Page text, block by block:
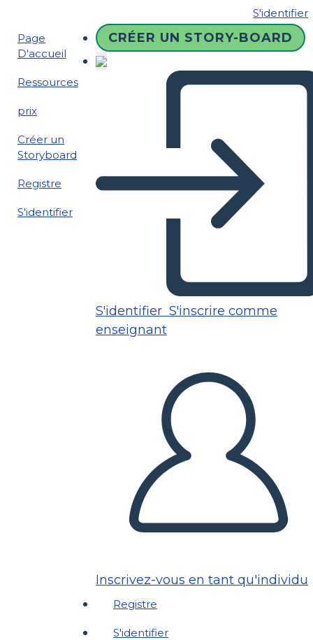
S'identifier
Page
D'accueil
Ressources
prix
Créer un
Storyboard
Registre
S'identifier
CRÉER UN STORY-BOARD
S'identifier S'inscrire comme
enseignant
Inscrivez-vous en tant qu'individu
Registre
S'identifier